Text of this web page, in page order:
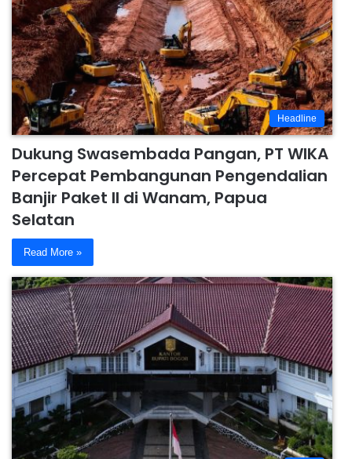
Headline
Dukung Swasembada Pangan, PT WIKA
Percepat Pembangunan Pengendalian
Banjir Paket II di Wanam, Papua
Selatan
Read More »